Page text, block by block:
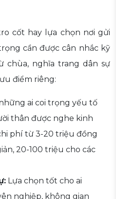
cốt hay lựa chọn nơi gửi
cần được cân nhắc kỹ
chùa, nghĩa trang dân sự
điểm riêng:
ai coi trọng yếu tố
thân được nghe kinh
phí từ 3-20 triệu đồng
20-100 triệu cho các
Lựa chọn tốt cho ai
nghiệp, không gian